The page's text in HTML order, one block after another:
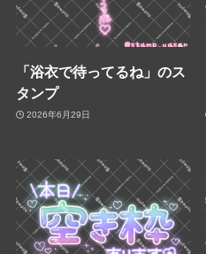
「浴衣で待ってるね」のス
タンプ
2026年6月29日